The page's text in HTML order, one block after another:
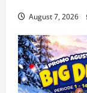
August 7, 2026